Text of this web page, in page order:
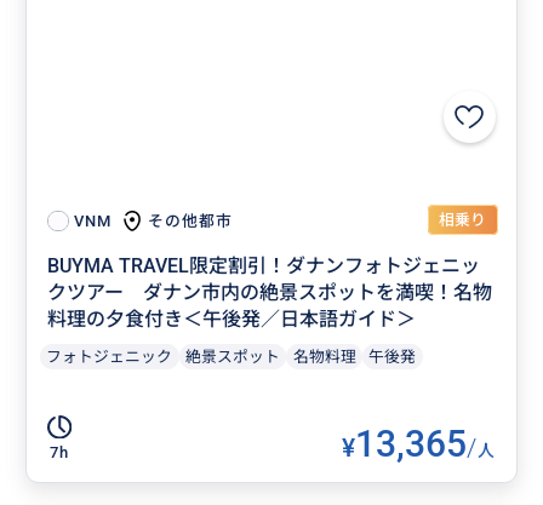
VNM その他都市 相乗り
BUYMA TRAVEL限定割引！ダナンフォトジェニッ
クツアー ダナン市内の絶景スポットを満喫！名物
料理の夕食付き＜午後発／日本語ガイド＞
フォトジェニック 絶景スポット 名物料理 午後発
7h ¥13,365/人